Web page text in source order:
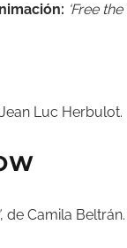
‘Free
Luc Herbulot.
, de Camila Beltrán.